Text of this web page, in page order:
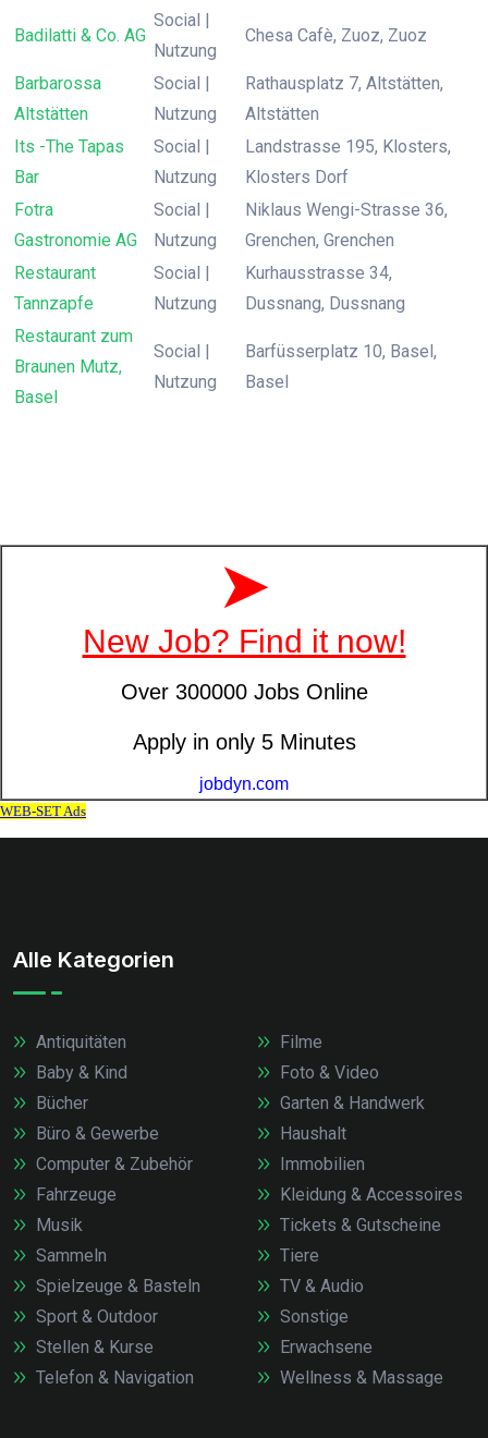
Badilatti & Co. AG
Social |
Nutzung
Chesa Cafè, Zuoz, Zuoz
Barbarossa
Altstätten
Social |
Nutzung
Rathausplatz 7, Altstätten,
Altstätten
Its -The Tapas
Bar
Social |
Nutzung
Landstrasse 195, Klosters,
Klosters Dorf
Fotra
Gastronomie AG
Social |
Nutzung
Niklaus Wengi-Strasse 36,
Grenchen, Grenchen
Restaurant
Tannzapfe
Social |
Nutzung
Kurhausstrasse 34,
Dussnang, Dussnang
Restaurant zum
Braunen Mutz,
Basel
Social |
Nutzung
Barfüsserplatz 10, Basel,
Basel
Alle Kategorien
Antiquitäten
Baby & Kind
Bücher
Büro & Gewerbe
Computer & Zubehör
Fahrzeuge
Filme
Foto & Video
Garten & Handwerk
Haushalt
Immobilien
Kleidung & Accessoires
Musik
Sammeln
Spielzeuge & Basteln
Sport & Outdoor
Stellen & Kurse
Telefon & Navigation
Tickets & Gutscheine
Tiere
TV & Audio
Sonstige
Erwachsene
Wellness & Massage